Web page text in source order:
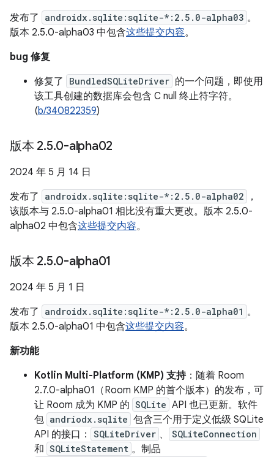
发布了
androidx.sqlite:sqlite-*:2.5.0-alpha03 。
版本 2.5.0-alpha03 中包含这些提交内容。
bug 修复
修复了
BundledSQLiteDriver 的一个问题，即使用
该工具创建的数据库会包含 C null 终止符字符。
(b/340822359)
版本 2.5.0-alpha02
2024 年 5 月 14 日
发布了
androidx.sqlite:sqlite-*:2.5.0-alpha02
，
该版本与 2.5.0-alpha01 相比没有重大更改。版本 2.5.0-
alpha02 中包含这些提交内容。
版本 2.5.0-alpha01
2024 年 5 月 1 日
发布了
androidx.sqlite:sqlite-*:2.5.0-alpha01 。
版本 2.5.0-alpha01 中包含这些提交内容。
新功能
Kotlin Multi-Platform (KMP) 支持：随着 Room
2.7.0-alpha01（Room KMP 的首个版本）的发布，可
让 Room 成为 KMP 的 SQLite API 也已更新。软件
包 andriodx.sqlite 包含三个用于定义低级 SQLite
API 的接口：
SQLiteDriver 、 SQLiteConnection
和 SQLiteStatement 。制品